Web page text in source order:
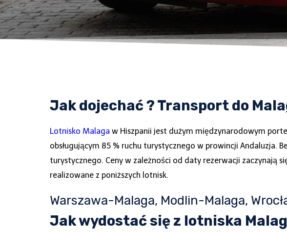
Jak dojechać ? Transport do
Lotnisko Malaga w Hiszpanii jest dużym międzynarodowym
obsługującym 85 % ruchu turystycznego w prowincji Andaluzja.
turystycznego. Ceny w zależności od daty rezerwacji zaczynają
realizowane z poniższych lotnisk.
Warszawa-Malaga, Modlin-Malaga,
Jak wydostać się z lotniska